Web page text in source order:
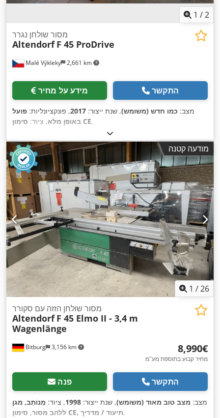
1 /2
Malé Výkleky 2,661 km
מסור שולחן נגרר
Altendorf F 45 ProDrive
מידע על מחיר התקשר
מצב: כמו חדש (משומש), שנת ייצור: 2017, פונקציונליות: פועל
באופן מלא, ציוד: סימון CE,
מודעה קטנה
1 /26
Bitburg 3,156 km
מסור שולחן הזזה עם סקורר
Altendorf F 45 Elmo II - 3,4 m
Wagenlänge
‏8,990 ‏€
מחיר קבוע בתוספת מע"מ
פנה התקשר
מצב: מצב טוב מאוד (משומש), שנת ייצור: 1998, ציוד: מַנוֹתֵב, מגן
ללהב מסור, סימון CE, תיעוד / מדריך,